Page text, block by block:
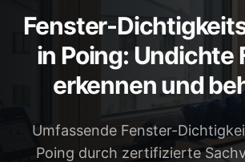
REGIONEN
München
Geretsried
Bad Tölz
Starnberg
Fenster-
in Poing: Undichte
erkennen und
Umfassende Fenster-
Poing durch zertifizierte